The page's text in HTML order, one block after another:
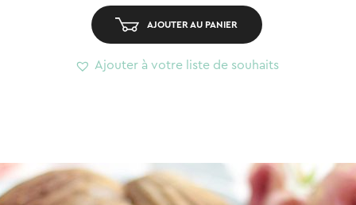
AJOUTER AU PANIER
Ajouter à votre liste de souhaits